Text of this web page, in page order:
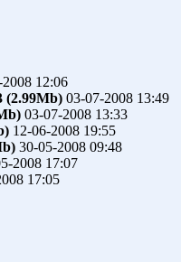
12:06
(2.99Mb) 03-07-2008 13:49
03-07-2008 13:33
12-06-2008 19:55
30-05-2008 09:48
2008 17:07
17:05